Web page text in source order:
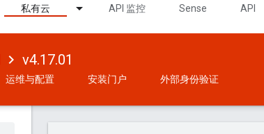
私有云 API 监控 Sense API
v4.17.01
运维与配置 安装门户 外部身份验证